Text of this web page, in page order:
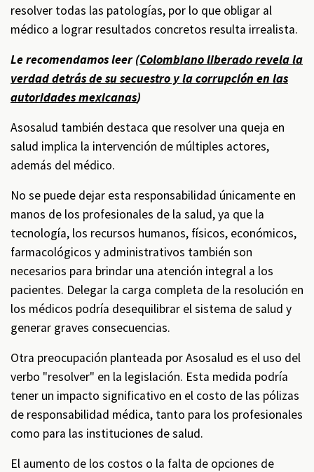
resolver todas las patologías, por lo que obligar al
médico a lograr resultados concretos resulta irrealista.
Le recomendamos leer (Colombiano liberado revela la
verdad detrás de su secuestro y la corrupción en las
autoridades mexicanas)
Asosalud también destaca que resolver una queja en
salud implica la intervención de múltiples actores,
además del médico.
No se puede dejar esta responsabilidad únicamente en
manos de los profesionales de la salud, ya que la
tecnología, los recursos humanos, físicos, económicos,
farmacológicos y administrativos también son
necesarios para brindar una atención integral a los
pacientes. Delegar la carga completa de la resolución en
los médicos podría desequilibrar el sistema de salud y
generar graves consecuencias.
Otra preocupación planteada por Asosalud es el uso del
verbo "resolver" en la legislación. Esta medida podría
tener un impacto significativo en el costo de las pólizas
de responsabilidad médica, tanto para los profesionales
como para las instituciones de salud.
El aumento de los costos o la falta de opciones de